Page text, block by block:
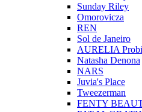
Sunday Riley
Omorovicza
REN
Sol de Janeiro
AURELIA
Natasha Denona
NARS
Juvia's Place
Tweezerman
FENTY